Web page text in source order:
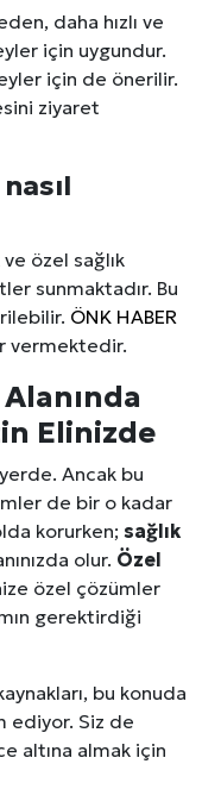
daha hızlı ve
için uygundur.
için de önerilir.
ziyaret
özel sağlık
sunmaktadır. Bu
ÖNK HABER
vermektedir.
Elinizde
Ancak bu
de bir o kadar
korurken; sağlık
olur. Özel
özel çözümler
gerektirdiği
bu konuda
ediyor. Siz de
altına almak için
Web Sitenizin